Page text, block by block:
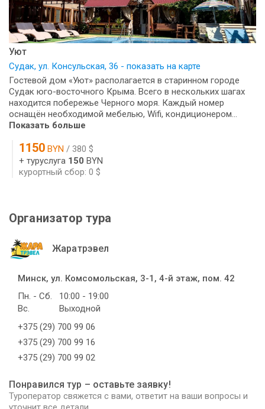
Уют
Судак, ул. Консульская, 36 - показать на карте
Гостевой дом «Уют» располагается в старинном городе
Судак юго-восточного Крыма. Всего в нескольких шагах
находится побережье Черного моря. Каждый номер
оснащён необходимой мебелью, Wifi, кондиционером...
Показать больше
1150 BYN / 380 $
+ туруслуга 150 BYN
курортный сбор: 0 $
Организатор тура
Жаратрэвел
Минск, ул. Комсомольская, 3-1, 4-й этаж, пом. 42
Пн. - Сб.
10:00 - 19:00
Вс.
Выходной
+375 (29) 700 99 06
+375 (29) 700 99 16
+375 (29) 700 99 02
Понравился тур – оставьте заявку!
Туроператор свяжется с вами, ответит на ваши вопросы и